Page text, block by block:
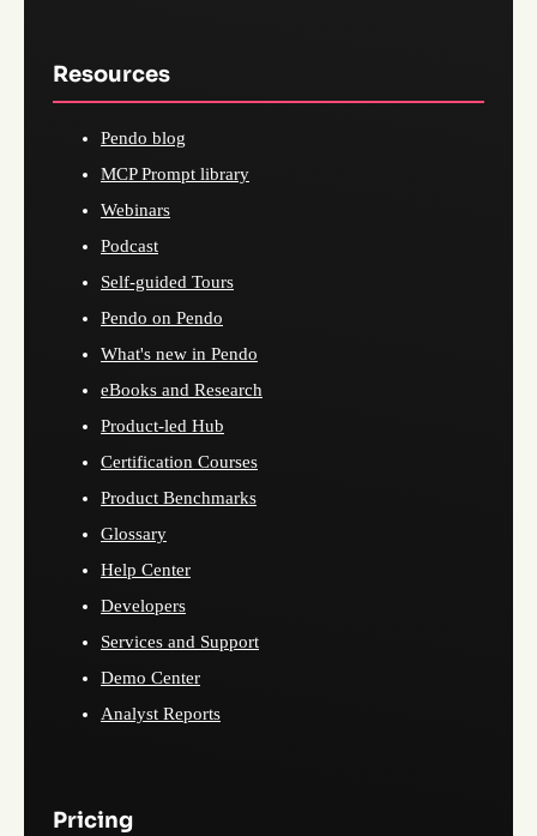
Resources
Pendo blog
MCP Prompt library
Webinars
Podcast
Self-guided Tours
Pendo on Pendo
What's new in Pendo
eBooks and Research
Product-led Hub
Certification Courses
Product Benchmarks
Glossary
Help Center
Developers
Services and Support
Demo Center
Analyst Reports
Pricing